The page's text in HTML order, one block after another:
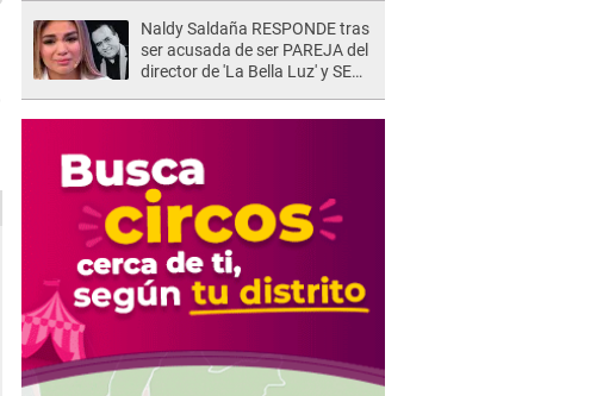
Naldy Saldaña RESPONDE tras
ser acusada de ser PAREJA del
director de 'La Bella Luz' y SE